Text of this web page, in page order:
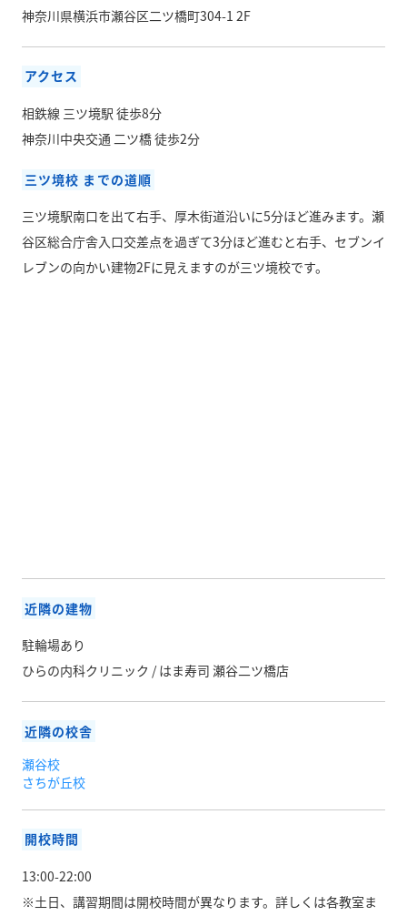
神奈川県横浜市瀬谷区二ツ橋町304-1 2F
アクセス
相鉄線 三ツ境駅 徒歩8分
神奈川中央交通 二ツ橋 徒歩2分
三ツ境校 までの道順
三ツ境駅南口を出て右手、厚木街道沿いに5分ほど進みます。瀬
谷区総合庁舎入口交差点を過ぎて3分ほど進むと右手、セブンイ
レブンの向かい建物2Fに見えますのが三ツ境校です。
近隣の建物
駐輪場あり
ひらの内科クリニック / はま寿司 瀬谷二ツ橋店
近隣の校舎
瀬谷校
さちが丘校
開校時間
13:00-22:00
※土日、講習期間は開校時間が異なります。 詳しくは各教室ま